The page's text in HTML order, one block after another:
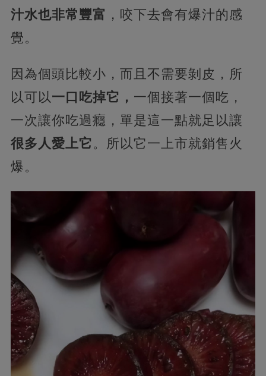
汁水也非常豐富 ，咬下去會有爆汁的感
覺。
因為個頭比較小，而且不需要剝皮，所
以可以一口吃掉它， 一個接著一個吃，
一次讓你吃過癮，單是這一點就足以讓
很多人愛上它 。所以它一上市就銷售火
爆。